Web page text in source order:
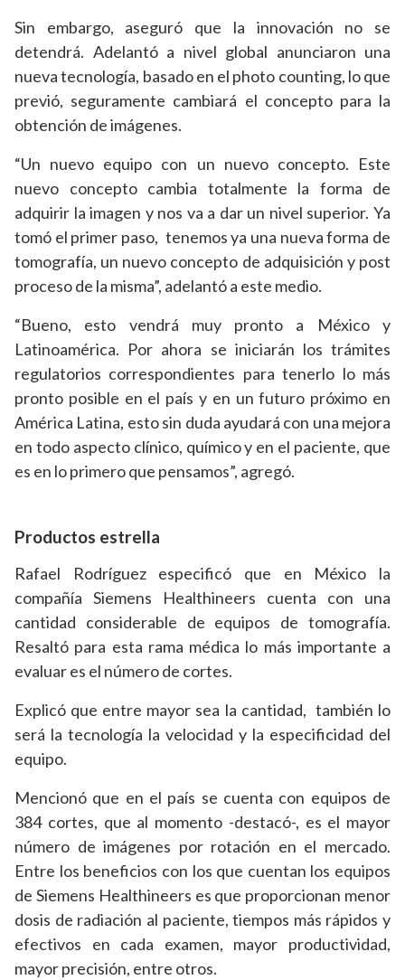
Sin embargo, aseguró que la innovación no se
detendrá. Adelantó a nivel global anunciaron una
nueva tecnología, basado en el photo counting, lo que
previó, seguramente cambiará el concepto para la
obtención de imágenes.
“Un nuevo equipo con un nuevo concepto. Este
nuevo concepto cambia totalmente la forma de
adquirir la imagen y nos va a dar un nivel superior. Ya
tomó el primer paso, tenemos ya una nueva forma de
tomografía, un nuevo concepto de adquisición y post
proceso de la misma”, adelantó a este medio.
“Bueno, esto vendrá muy pronto a México y
Latinoamérica. Por ahora se iniciarán los trámites
regulatorios correspondientes para tenerlo lo más
pronto posible en el país y en un futuro próximo en
América Latina, esto sin duda ayudará con una mejora
en todo aspecto clínico, químico y en el paciente, que
es en lo primero que pensamos”, agregó.
Productos estrella
Rafael Rodríguez especificó que en México la
compañía Siemens Healthineers cuenta con una
cantidad considerable de equipos de tomografía.
Resaltó para esta rama médica lo más importante a
evaluar es el número de cortes.
Explicó que entre mayor sea la cantidad, también lo
será la tecnología la velocidad y la especificidad del
equipo.
Mencionó que en el país se cuenta con equipos de
384 cortes, que al momento -destacó-, es el mayor
número de imágenes por rotación en el mercado.
Entre los beneficios con los que cuentan los equipos
de Siemens Healthineers es que proporcionan menor
dosis de radiación al paciente, tiempos más rápidos y
efectivos en cada examen, mayor productividad,
mayor precisión, entre otros.